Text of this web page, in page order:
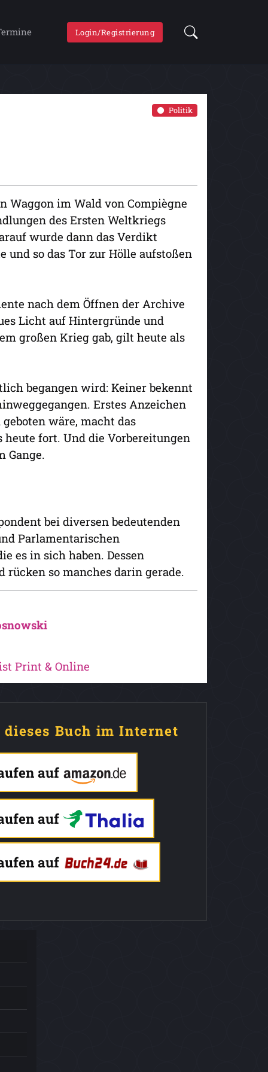
Login/Registrierung
Politik
Waggon im Wald von Compiègne
des Ersten Weltkriegs
wurde dann das Verdikt
und so das Tor zur Hölle aufstoßen
nach dem Öffnen der Archive
Licht auf Hintergründe und
großen Krieg gab, gilt heute als
begangen wird: Keiner bekennt
Erstes Anzeichen
wäre, macht das
fort. Und die Vorbereitungen
Gange.
bei diversen bedeutenden
Parlamentarischen
es in sich haben. Dessen
so manches darin gerade.
Print & Online
dieses Buch im Internet
auf
auf
auf